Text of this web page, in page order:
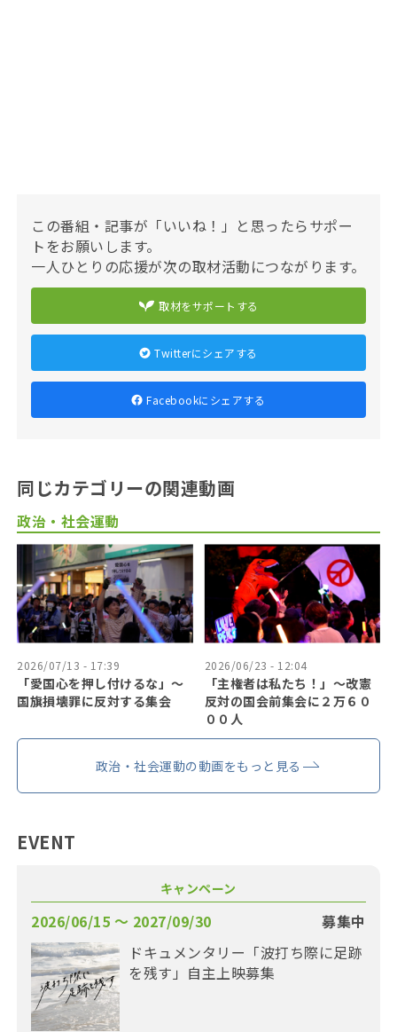
この番組・記事が「いいね！」と思ったらサポー
トをお願いします。
一人ひとりの応援が次の取材活動につながります。
取材をサポートする
Twitterにシェアする
Facebookにシェアする
同じカテゴリーの関連動画
政治・社会運動
2026/07/13 - 17:39
「愛国心を押し付けるな」〜
国旗損壊罪に反対する集会
2026/06/23 - 12:04
「主権者は私たち！」〜改憲
反対の国会前集会に２万６０
００人
政治・社会運動の動画をもっと見る
EVENT
キャンペーン
2026/06/15 〜 2027/09/30
募集中
ドキュメンタリー「波打ち際に足跡
を残す」自主上映募集